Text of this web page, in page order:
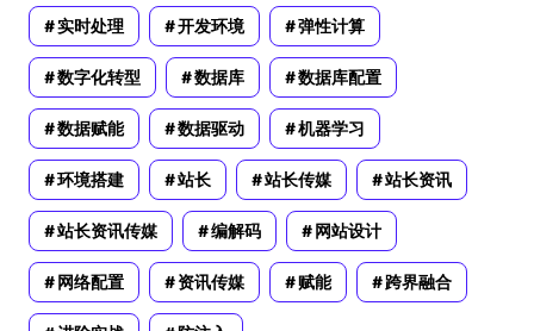
实时处理 开发环境 弹性计算
数字化转型 数据库 数据库配置
数据赋能 数据驱动 机器学习
环境搭建 站长 站长传媒 站长资讯
站长资讯传媒 编解码 网站设计
网络配置 资讯传媒 赋能 跨界融合